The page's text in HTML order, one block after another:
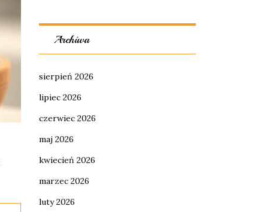
Archiwa
sierpień 2026
lipiec 2026
czerwiec 2026
maj 2026
kwiecień 2026
marzec 2026
luty 2026